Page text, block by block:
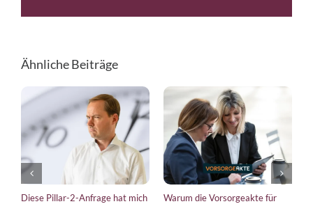
Ähnliche Beiträge
Diese Pillar-2-Anfrage hat mich
Warum die Vorsorgeakte für